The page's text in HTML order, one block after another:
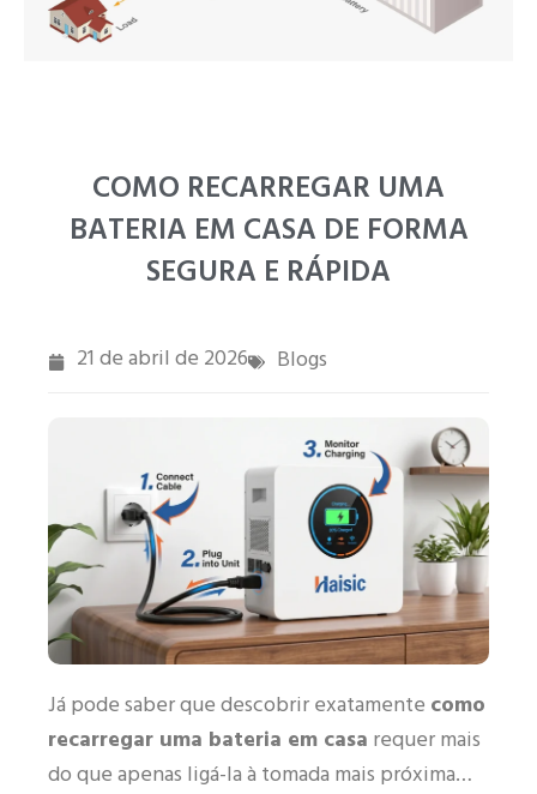
COMO RECARREGAR UMA
BATERIA EM CASA DE FORMA
SEGURA E RÁPIDA
21 de abril de 2026 Blogs
Já pode saber que descobrir exatamente como
recarregar uma bateria em casa requer mais
do que apenas ligá-la à tomada mais próxima…